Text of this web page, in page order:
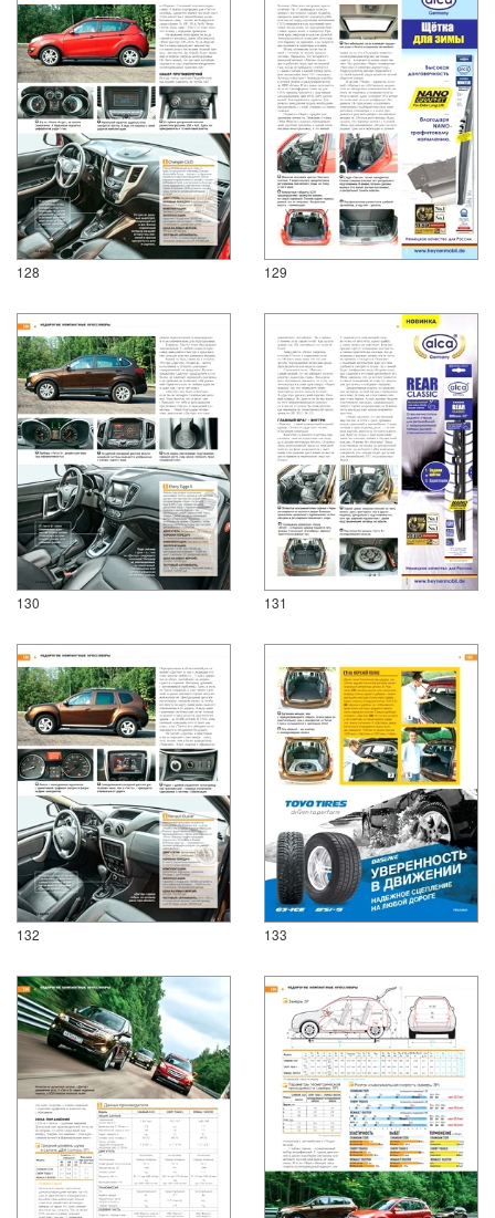
128 129
130 131
132 133